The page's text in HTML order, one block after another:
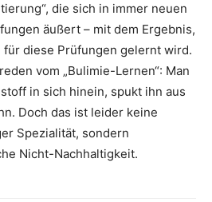
die sich in immer neuen
äußert – mit dem Ergebnis,
für diese Prüfungen gelernt wird.
vom „Bulimie-Lernen“: Man
in sich hinein, spukt ihn aus
Doch das ist leider keine
Spezialität, sondern
Nicht-Nachhaltigkeit.